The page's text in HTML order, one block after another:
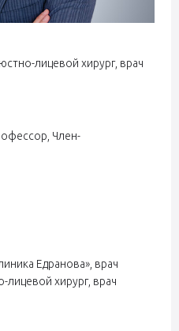
лицевой хирург, врач
Член-
Едранова», врач
лицевой хирург, врач